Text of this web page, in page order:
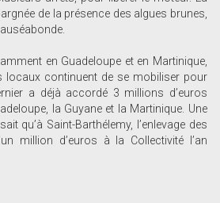
de la présence des algues brunes,
en Guadeloupe et en Martinique,
locaux continuent de se mobiliser pour
a déjà accordé 3 millions d’euros
la Guyane et la Martinique. Une
qu’à Saint-Barthélemy, l’enlevage des
million d’euros à la Collectivité l’an